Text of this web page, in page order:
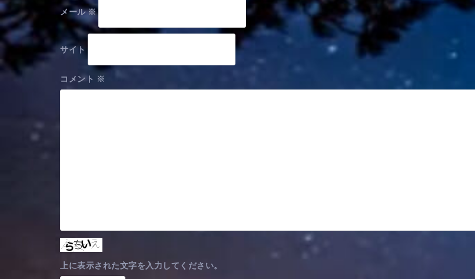
メール※
サイト
コメント ※
上に表示された文字を入力してください。